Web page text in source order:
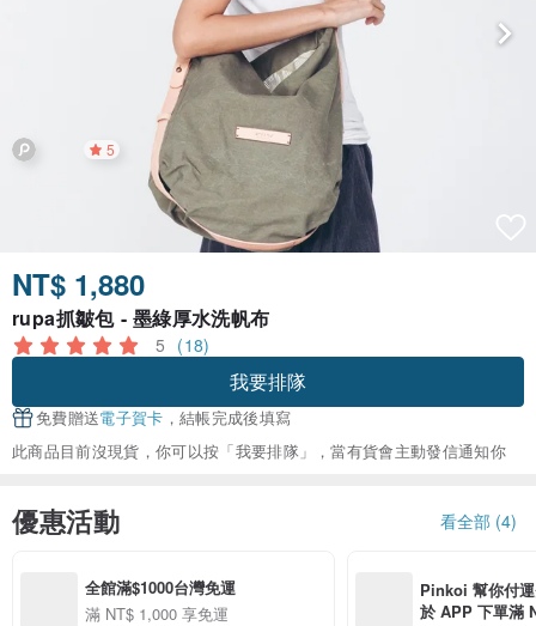
5
NT$ 1,880
rupa抓皺包 - 墨綠厚水洗帆布
5 (18)
我要排隊
免費贈送電子賀卡 ，結帳完成後填寫
此商品目前沒現貨，你可以按「我要排隊」，當有貨會主動發信通知你
優惠活動 看全部 (4)
全館滿$1000台灣免運
滿 NT$ 1,000 享免運
Pinkoi 幫你付
於 APP 下單滿